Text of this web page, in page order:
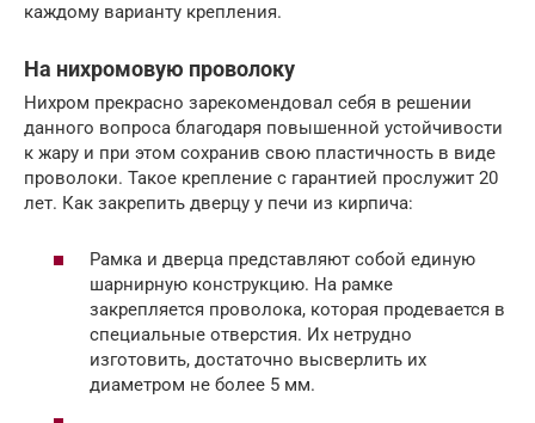
каждому варианту крепления.
На нихромовую проволоку
Нихром прекрасно зарекомендовал себя в решении
данного вопроса благодаря повышенной устойчивости
к жару и при этом сохранив свою пластичность в виде
проволоки. Такое крепление с гарантией прослужит 20
лет. Как закрепить дверцу у печи из кирпича:
Рамка и дверца представляют собой единую
шарнирную конструкцию. На рамке
закрепляется проволока, которая продевается в
специальные отверстия. Их нетрудно
изготовить, достаточно высверлить их
диаметром не более 5 мм.